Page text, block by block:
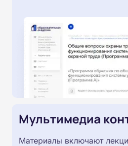
Мультимедиа
Материалы включают